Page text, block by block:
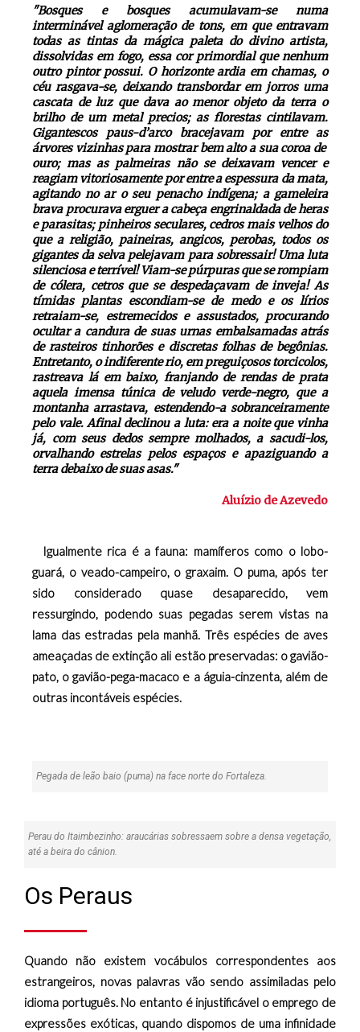
"Bosques e bosques acumulavam-se numa
interminável aglomeração de tons, em que entravam
todas as tintas da mágica paleta do divino artista,
dissolvidas em fogo, essa cor primordial que nenhum
outro pintor possui. O horizonte ardia em chamas, o
céu rasgava-se, deixando transbordar em jorros uma
cascata de luz que dava ao menor objeto da terra o
brilho de um metal precios; as florestas cintilavam.
Gigantescos paus-d’arco bracejavam por entre as
árvores vizinhas para mostrar bem alto a sua coroa de
ouro; mas as palmeiras não se deixavam vencer e
reagiam vitoriosamente por entre a espessura da mata,
agitando no ar o seu penacho indígena; a gameleira
brava procurava erguer a cabeça engrinaldada de heras
e parasitas; pinheiros seculares, cedros mais velhos do
que a religião, paineiras, angicos, perobas, todos os
gigantes da selva pelejavam para sobressair! Uma luta
silenciosa e terrível! Viam-se púrpuras que se rompiam
de cólera, cetros que se despedaçavam de inveja! As
tímidas plantas escondiam-se de medo e os lírios
retraiam-se, estremecidos e assustados, procurando
ocultar a candura de suas urnas embalsamadas atrás
de rasteiros tinhorões e discretas folhas de begônias.
Entretanto, o indiferente rio, em preguiçosos torcicolos,
rastreava lá em baixo, franjando de rendas de prata
aquela imensa túnica de veludo verde-negro, que a
montanha arrastava, estendendo-a sobranceiramente
pelo vale. Afinal declinou a luta: era a noite que vinha
já, com seus dedos sempre molhados, a sacudi-los,
orvalhando estrelas pelos espaços e apaziguando a
terra debaixo de suas asas."
Aluízio de Azevedo
Igualmente rica é a fauna: mamíferos como o lobo-
guará, o veado-campeiro, o graxaim. O puma, após ter
sido considerado quase desaparecido, vem
ressurgindo, podendo suas pegadas serem vistas na
lama das estradas pela manhã. Três espécies de aves
ameaçadas de extinção ali estão preservadas: o gavião-
pato, o gavião-pega-macaco e a águia-cinzenta, além de
outras incontáveis espécies.
Pegada de leão baio (puma) na face norte do Fortaleza.
Perau do Itaimbezinho: araucárias sobressaem sobre a densa vegetação,
até a beira do cânion.
Os Peraus
Quando não existem vocábulos correspondentes aos
estrangeiros, novas palavras vão sendo assimiladas pelo
idioma português. No entanto é injustificável o emprego de
expressões exóticas, quando dispomos de uma infinidade